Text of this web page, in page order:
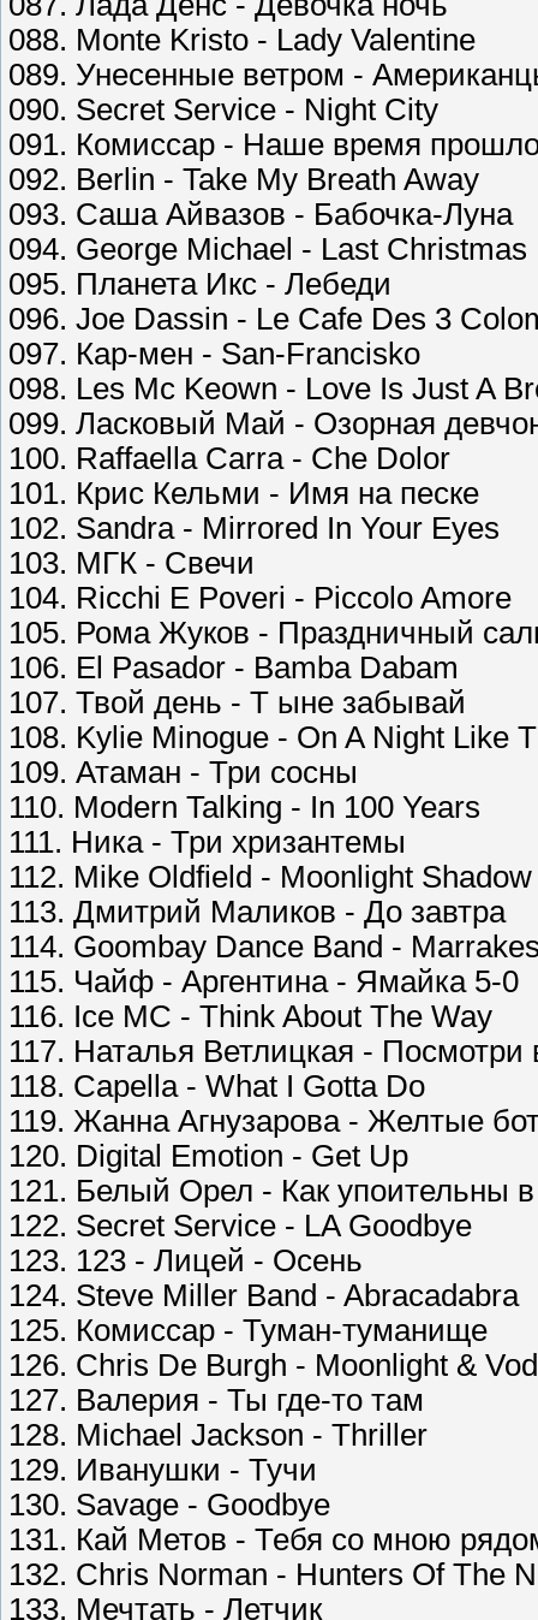
088. Monte Kristo - Lady Valentine
089. Унесенные ветром -
090. Secret Service - Night City
091. Комиссар - Наше время
092. Berlin - Take My Breath Away
093. Саша Айвазов - Бабочка-Луна
094. George Michael - Last Christmas
095. Планета Икс - Лебеди
096. Joe Dassin - Le Cafe Des 3
097. Кар-мен - San-Francisko
098. Les Mc Keown - Love Is Just A
099. Ласковый Май - Озорная
100. Raffaella Carra - Che Dolor
101. Крис Кельми - Имя на песке
102. Sandra - Mirrored In Your Eyes
103. МГК - Свечи
104. Ricchi E Poveri - Piccolo Amore
105. Рома Жуков - Праздничный
106. El Pasador - Bamba Dabam
107. Твой день - Т ыне забывай
108. Kylie Minogue - On A Night Like
109. Атаман - Три сосны
110. Modern Talking - In 100 Years
111. Ника - Три хризантемы
112. Mike Oldfield - Moonlight Shadow
113. Дмитрий Маликов - До завтра
114. Goombay Dance Band -
115. Чайф - Аргентина - Ямайка 5-0
116. Ice MC - Think About The Way
117. Наталья Ветлицкая - Посмотри
118. Capella - What I Gotta Do
119. Жанна Агнузарова - Желтые
120. Digital Emotion - Get Up
121. Белый Орел - Как упоительны
122. Secret Service - LA Goodbye
123. 123 - Лицей - Осень
124. Steve Miller Band - Abracadabra
125. Комиссар - Туман-туманище
126. Chris De Burgh - Moonlight &
127. Валерия - Ты где-то там
128. Michael Jackson - Thriller
129. Иванушки - Тучи
130. Savage - Goodbye
131. Кай Метов - Тебя со мною
132. Chris Norman - Hunters Of The
133. Мечтать - Летчик